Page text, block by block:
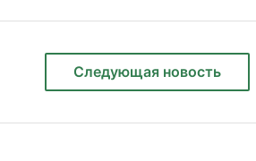
Следующая новость